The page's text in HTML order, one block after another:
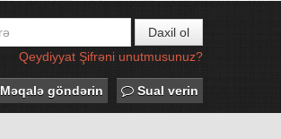
Daxil ol
Qeydiyyat Şifrəni unutmusunuz?
Məqalə göndərin Sual verin